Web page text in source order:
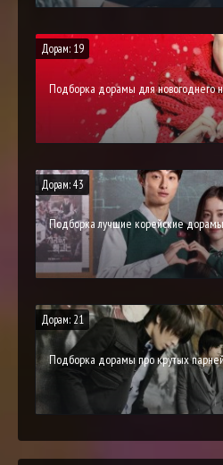
Дорам: 19
Подборка дорамы для новогоднего
Дорам: 43
Подборка лучшие корейские
Дорам: 21
Подборка дорамы про крутых